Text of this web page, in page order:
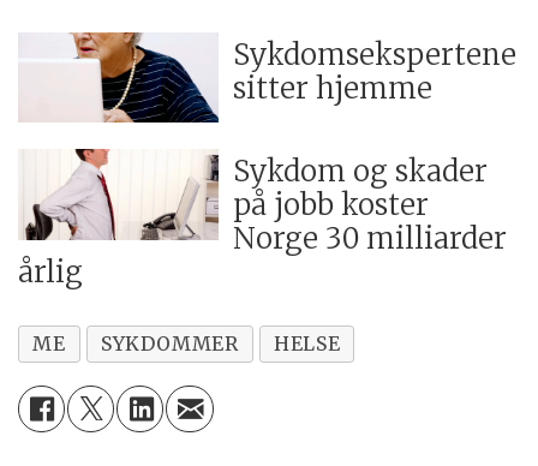
Sykdomsekspertene
sitter hjemme
Sykdom og skader
på jobb koster
Norge 30 milliarder
årlig
ME SYKDOMMER HELSE